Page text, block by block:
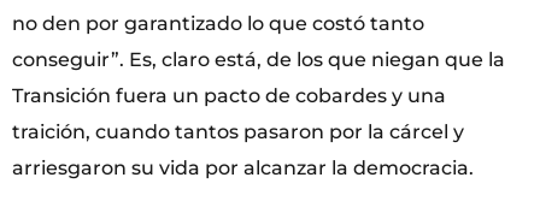
no den por garantizado lo que costó tanto
conseguir”. Es, claro está, de los que niegan que la
Transición fuera un pacto de cobardes y una
traición, cuando tantos pasaron por la cárcel y
arriesgaron su vida por alcanzar la democracia.